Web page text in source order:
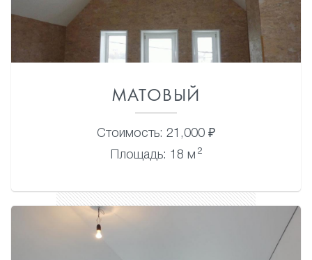
МАТОВЫЙ
Стоимость: 21,000 ₽
Площадь: 18 м 2